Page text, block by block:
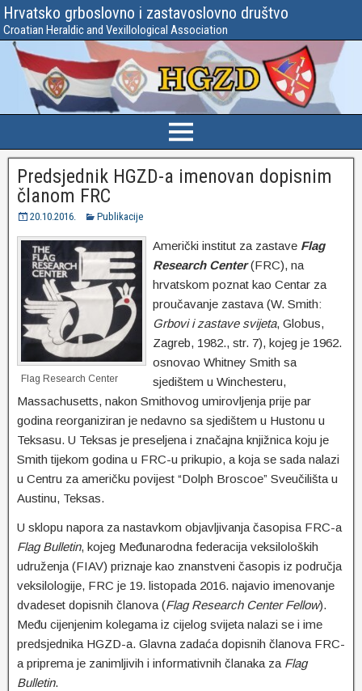
Hrvatsko grboslovno i zastavoslovno društvo
Croatian Heraldic and Vexillological Association
Predsjednik HGZD-a imenovan dopisnim
članom FRC
20.10.2016. Publikacije
Flag Research Center
Američki institut za zastave Flag
Research Center(FRC), na
hrvatskom poznat kao Centar za
proučavanje zastava (W. Smith:
Grbovi i zastave svijeta, Globus,
Zagreb, 1982., str. 7), kojeg je 1962.
osnovao Whitney Smith sa
sjedištem u Winchesteru,
Massachusetts, nakon Smithovog umirovljenja prije par
godina reorganiziran je nedavno sa sjedištem u Hustonu u
Teksasu. U Teksas je preseljena i značajna knjižnica koju je
Smith tijekom godina u FRC-u prikupio, a koja se sada nalazi
u Centru za američku povijest “Dolph Broscoe” Sveučilišta u
Austinu, Teksas.
U sklopu napora za nastavkom objavljivanja časopisa FRC-a
Flag Bulletin, kojeg Međunarodna federacija veksiloloških
udruženja (FIAV) priznaje kao znanstveni časopis iz područja
veksilologije, FRC je 19. listopada 2016. najavio imenovanje
dvadeset dopisnih članova (Flag Research Center Fellow).
Među cijenjenim kolegama iz cijelog svijeta nalazi se i ime
predsjednika HGZD-a. Glavna zadaća dopisnih članova FRC-
a priprema je zanimljivih i informativnih članaka za Flag
Bulletin.